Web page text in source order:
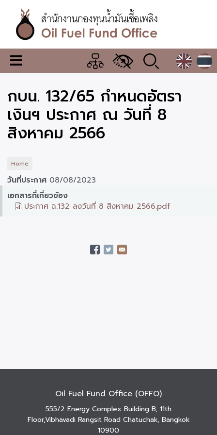
content
สำนักงาน
กองทุน
น้ำมัน
เชื้อ
เพลิง
เมนู
เปลี่ยน
แสดง
ผล
กบน. 132/65 กำหนดอัตรา
เงินฯ ประกาศ ณ วันที่ 8
สิงหาคม 2566
Home
วันที่ประกาศ 08/08/2023
เอกสารที่เกี่ยวข้อง
ประกาศ ฉ.132 ลงวันที่ 8 สิงหาคม 2566.pdf
Oil Fuel Fund Office (OFFO)
555/2 Energy Complex Building B, 11th
Floor,Vibhavadi Rangsit Road Chatuchak, Bangkok
10900